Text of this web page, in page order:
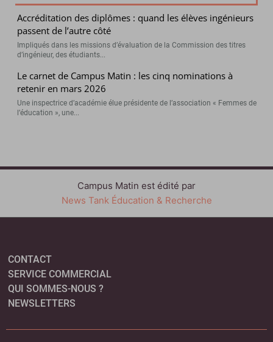
Accréditation des diplômes : quand les élèves ingénieurs
passent de l’autre côté
Impliqués dans les missions d’évaluation de la Commission des titres
d’ingénieur, des étudiants...
Le carnet de Campus Matin : les cinq nominations à
retenir en mars 2026
Une inspectrice d’académie élue présidente de l’association « Femmes de
l’éducation », une...
Campus Matin est édité par
News Tank Éducation & Recherche
CONTACT
SERVICE COMMERCIAL
QUI SOMMES-NOUS ?
NEWSLETTERS